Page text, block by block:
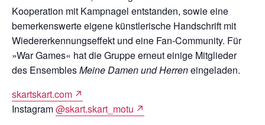
Kooperation mit Kampnagel entstanden, sowie eine
bemerkenswerte eigene künstlerische Handschrift mit
Wiedererkennungs­effekt und eine Fan-Community. Für
»War Games« hat die Gruppe erneut einige Mitglieder
des EnsemblesMeine Damen und Herreneingeladen.
skartskart.com ↗
Instagram@skart.skart_motu ↗